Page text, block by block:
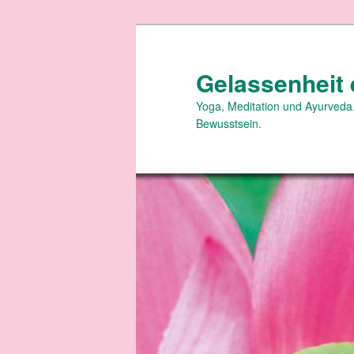
Gelassenheit
Yoga, Meditation und
Bewusstsein.